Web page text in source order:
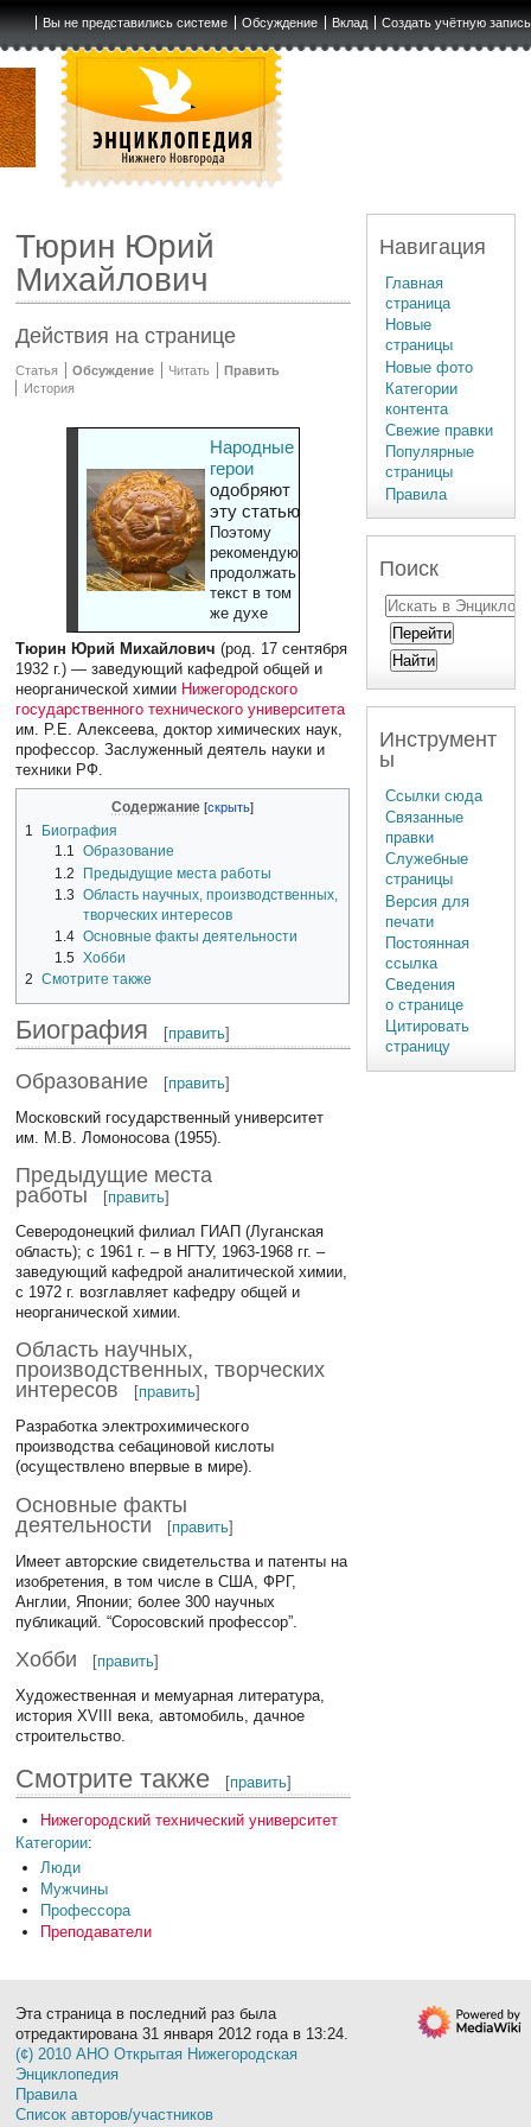
Вы не представились системе Обсуждение Вклад Создать учётную запись
Тюрин Юрий
Михайлович
Действия на странице
Статья Обсуждение Читать
Править
История
Народные
герои
одобряют
эту статью
Поэтому
рекомендуют
продолжать
текст в том
же духе
Тюрин Юрий Михайлович (род. 17 сентября
1932 г.) — заведующий кафедрой общей и
неорганической химии Нижегородского
государственного технического университета
им. Р.Е. Алексеева, доктор химических наук,
профессор. Заслуженный деятель науки и
техники РФ.
Содержание
1
Биография
1.1 Образование
1.2
Предыдущие места работы
1.3 Область научных, производственных,
творческих интересов
1.4 Основные факты деятельности
1.5 Хобби
2
Смотрите также
Биография [править]
Образование [править]
Московский государственный университет
им. М.В. Ломоносова (1955).
Предыдущие места
работы
[править]
Северодонецкий филиал ГИАП (Луганская
область); с 1961 г. – в НГТУ, 1963-1968 гг. –
заведующий кафедрой аналитической химии,
с 1972 г. возглавляет кафедру общей и
неорганической химии.
Область научных,
производственных, творческих
интересов
[править]
Разработка электрохимического
производства себациновой кислоты
(осуществлено впервые в мире).
Основные факты
деятельности
[править]
Имеет авторские свидетельства и патенты на
изобретения, в том числе в США, ФРГ,
Англии, Японии; более 300 научных
публикаций. “Соросовский профессор”.
Хобби [править]
Художественная и мемуарная литература,
история XVIII века, автомобиль, дачное
строительство.
Смотрите также [править]
Нижегородский технический университет
Категории:
Люди
Мужчины
Профессора
Преподаватели
Навигация
Главная
страница
Новые
страницы
Новые фото
Категории
контента
Свежие правки
Популярные
страницы
Правила
Поиск
Инструмент
ы
Ссылки сюда
Связанные
правки
Служебные
страницы
Версия для
печати
Постоянная
ссылка
Сведения
о странице
Цитировать
страницу
Эта страница в последний раз была
отредактирована 31 января 2012 года в 13:24.
(¢) 2010 АНО Открытая Нижегородская
Энциклопедия
Правила
Список авторов/участников